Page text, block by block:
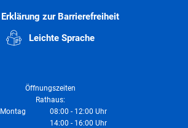
Erklärung zur Barrierefreiheit
Leichte Sprache
Öffnungszeiten
Rathaus:
Montag
08:00 - 12:00 Uhr
Von 08:00 bis 12:00 Uhr
14:00 - 16:00 Uhr